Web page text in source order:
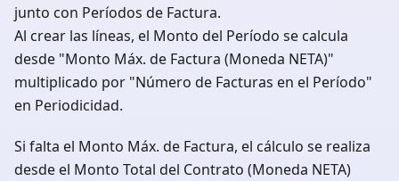
junto con Períodos de Factura.
Al crear las líneas, el Monto del Período se calcula
desde "Monto Máx. de Factura (Moneda NETA)"
multiplicado por "Número de Facturas en el Período"
en Periodicidad.
Si falta el Monto Máx. de Factura, el cálculo se realiza
desde el Monto Total del Contrato (Moneda NETA)